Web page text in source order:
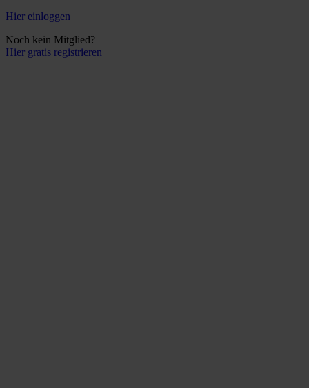
Hier einloggen
Noch kein Mitglied?
Hier gratis registrieren